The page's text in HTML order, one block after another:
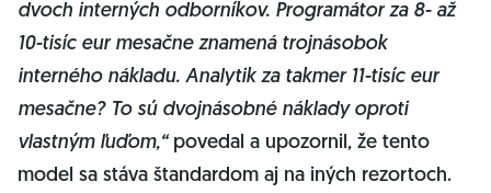
dvoch interných odborníkov. Programátor za 8- až
10-tisíc eur mesačne znamená trojnásobok
interného nákladu. Analytik za takmer 11-tisíc eur
mesačne? To sú dvojnásobné náklady oproti
vlastným ľuďom,“povedal a upozornil, že tento
model sa stáva štandardom aj na iných rezortoch.